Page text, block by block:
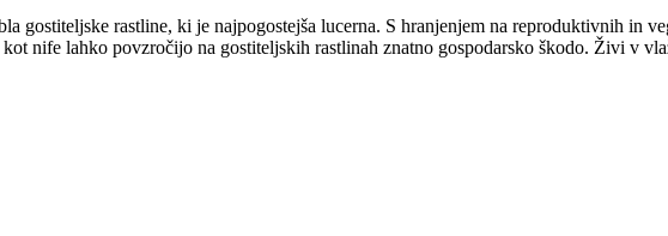
gostiteljske rastline, ki je najpogostejša lucerna. S hranjenjem na reproduktivnih in
nife lahko povzročijo na gostiteljskih rastlinah znatno gospodarsko škodo. Živi v